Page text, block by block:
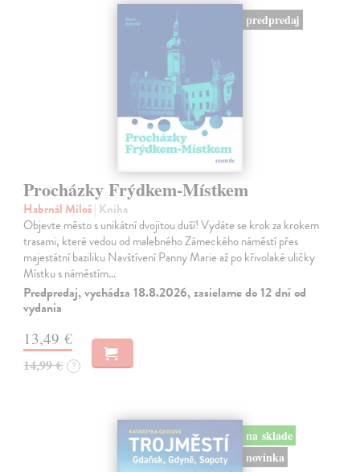
predpredaj
Procházky Frýdkem-Místkem
Habrnál Miloš| Kniha
Objevte město s unikátní dvojitou duší! Vydáte se krok za krokem
trasami, které vedou od malebného Zámeckého náměstí přes
majestátní baziliku Navštívení Panny Marie až po křivolaké uličky
Místku s náměstím…
Predpredaj, vychádza 18.8.2026, zasielame do 12 dní od
vydania
13,49 €
14,99 € ?
na sklade
novinka